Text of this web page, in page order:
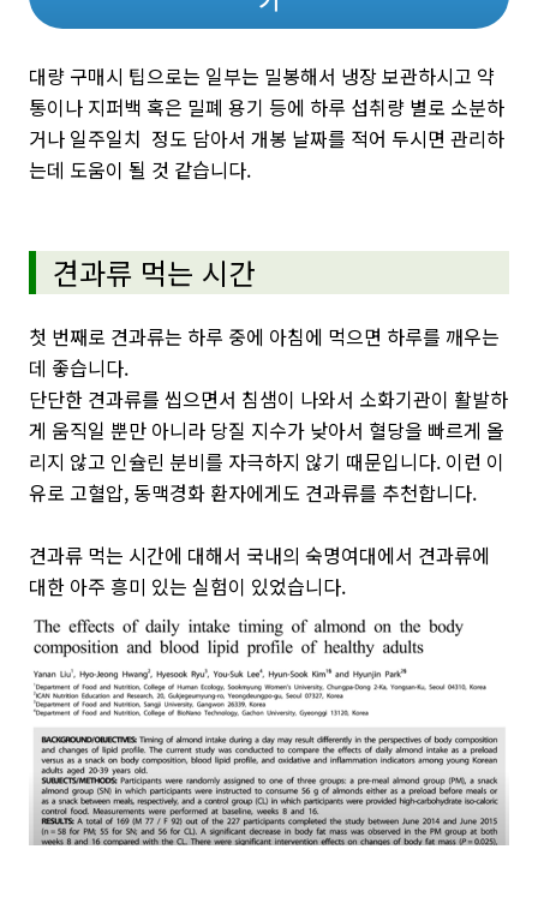
대량 구매시 팁으로는 일부는 밀봉해서 냉장 보관하시고 약
통이나 지퍼백 혹은 밀폐 용기 등에 하루 섭취량 별로 소분하
거나 일주일치 정도 담아서 개봉 날짜를 적어 두시면 관리하
는데 도움이 될 것 같습니다.
견과류 먹는 시간
첫 번째로 견과류는 하루 중에 아침에 먹으면 하루를 깨우는
데 좋습니다.
단단한 견과류를 씹으면서 침샘이 나와서 소화기관이 활발하
게 움직일 뿐만 아니라 당질 지수가 낮아서 혈당을 빠르게 올
리지 않고 인슐린 분비를 자극하지 않기 때문입니다. 이런 이
유로 고혈압, 동맥경화 환자에게도 견과류를 추천합니다.
견과류 먹는 시간에 대해서 국내의 숙명여대에서 견과류에
대한 아주 흥미 있는 실험이 있었습니다.